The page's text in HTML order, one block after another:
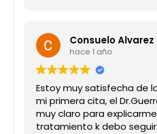
Consuelo Alvarez
hace 1 año
Estoy muy satisfecha de
mi primera cita, el
muy claro para
tratamiento k debo